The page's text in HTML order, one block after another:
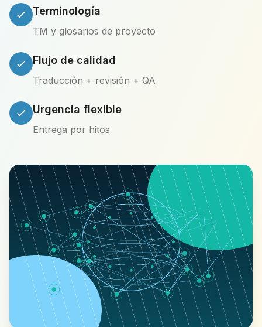
Terminología
TM y glosarios de proyecto
Flujo de calidad
Traducción + revisión + QA
Urgencia flexible
Entrega por hitos